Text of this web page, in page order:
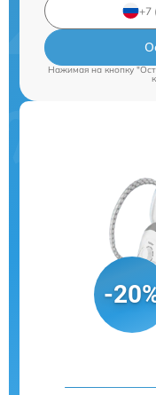
Нажимая на кнопку
-